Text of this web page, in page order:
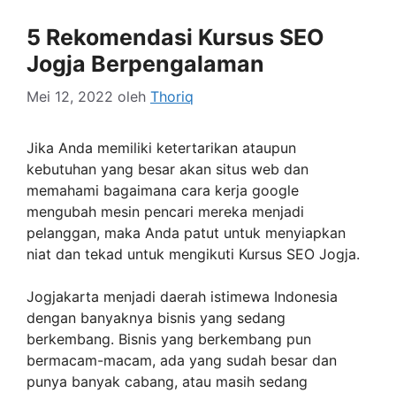
5 Rekomendasi Kursus SEO
Jogja Berpengalaman
Mei 12, 2022 oleh Thoriq
Jika Anda memiliki ketertarikan ataupun
kebutuhan yang besar akan situs web dan
memahami bagaimana cara kerja google
mengubah mesin pencari mereka menjadi
pelanggan, maka Anda patut untuk menyiapkan
niat dan tekad untuk mengikuti Kursus SEO Jogja.
Jogjakarta menjadi daerah istimewa Indonesia
dengan banyaknya bisnis yang sedang
berkembang. Bisnis yang berkembang pun
bermacam-macam, ada yang sudah besar dan
punya banyak cabang, atau masih sedang